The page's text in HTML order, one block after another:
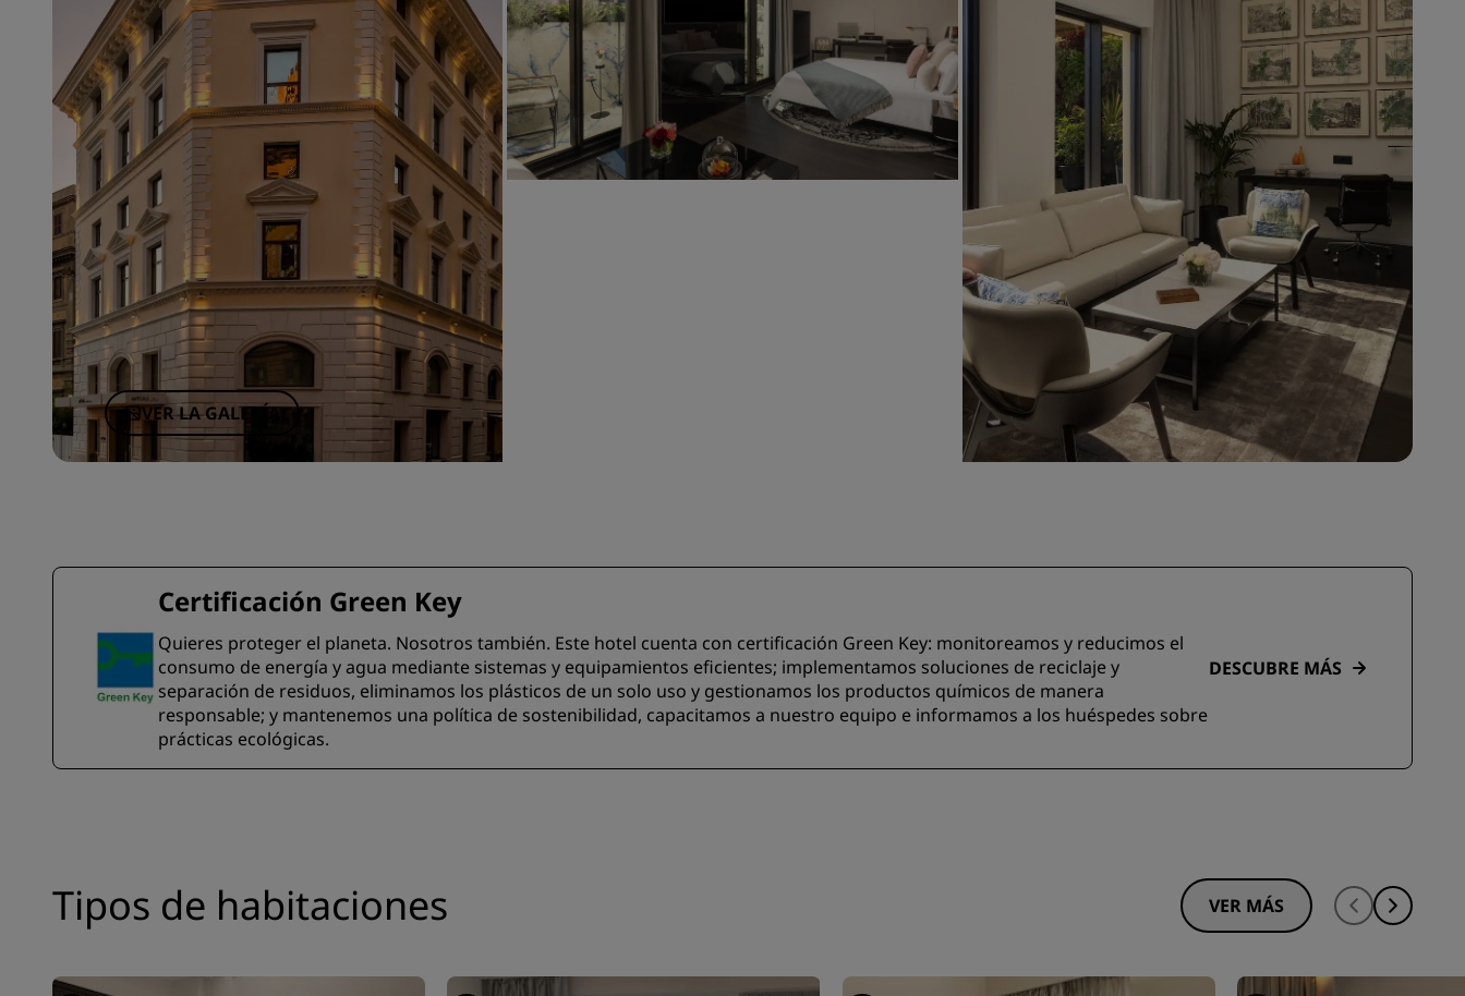
VER LA GALERÍA
Certificación Green Key
Quieres proteger el planeta. Nosotros también. Este hotel cuenta con certificación Green Key: monitoreamos y reducimos el
consumo de energía y agua mediante sistemas y equipamientos eficientes; implementamos soluciones de reciclaje y
separación de residuos, eliminamos los plásticos de un solo uso y gestionamos los productos químicos de manera
responsable; y mantenemos una política de sostenibilidad, capacitamos a nuestro equipo e informamos a los huéspedes sobre
prácticas ecológicas.
DESCUBRE MÁS
Tipos de habitaciones VER MÁS